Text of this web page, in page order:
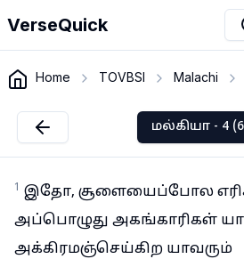
VerseQuick
Home TOVBSI Malachi
மல்கியா - 4
1 இதோ, சூளையைப்போல
அப்பொழுது அகங்காரிகள்
அக்கிரமஞ்செய்கிற யாவரும்